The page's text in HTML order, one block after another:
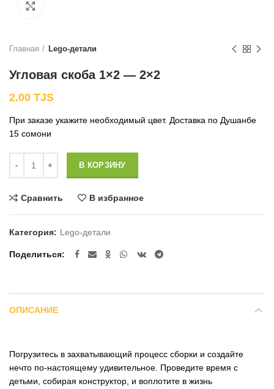
Главная Lego-детали
Угловая скоба 1×2 — 2×2
2.00 TJS
При заказе укажите необходимый цвет. Доставка по Душанбе
15 сомони
В КОРЗИНУ
Сравнить В избранное
Категория: Lego-детали
Поделиться
ОПИСАНИЕ
Погрузитесь в захватывающий процесс сборки и создайте
нечто по-настоящему удивительное. Проведите время с
детьми, собирая конструктор, и воплотите в жизнь